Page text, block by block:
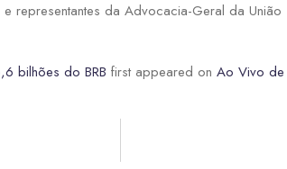
representantes da Advocacia-Geral da
bilhões do BRB first appeared on Ao Vivo de